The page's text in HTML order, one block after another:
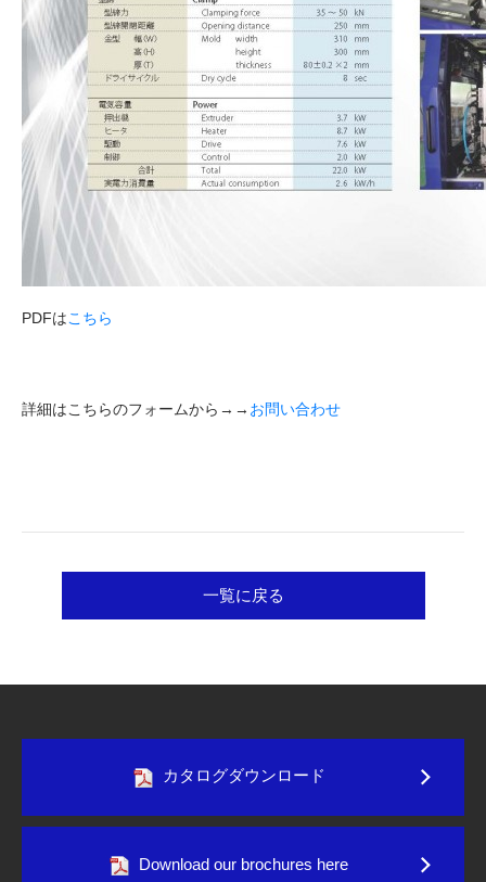
PDFはこちら
詳細はこちらのフォームから→→ お問い合わせ
一覧に戻る
カタログダウンロード
Download our brochures here